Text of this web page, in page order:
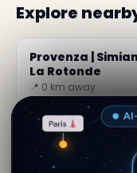
Explore
Provenza |
La Rotonde
📍 0 km away
Sabrina